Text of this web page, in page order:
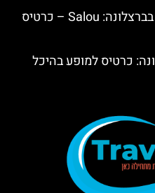
פארק המים PortAventura בברצלונה: Salou – כרטיס
כרטיס למופע בהיכל